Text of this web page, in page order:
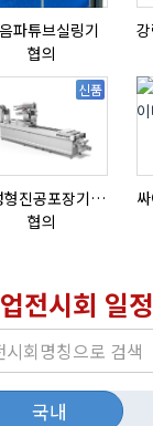
파튜브실링기
협의
신품
열성형진공포장기 표준형 모델 OMNIVAC S-200
협의
전시회 일정
국내